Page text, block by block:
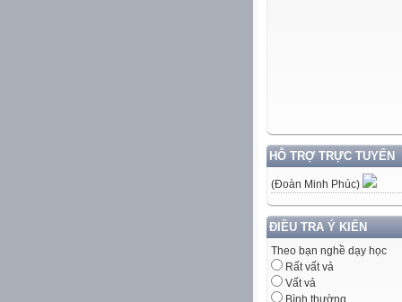
HỖ TRỢ TRỰC TUYẾN
(Đoàn Minh Phúc)
ĐIỀU TRA Ý KIẾN
Theo bạn nghề dạy học
Rất vất vả
Vất vả
Bình thường